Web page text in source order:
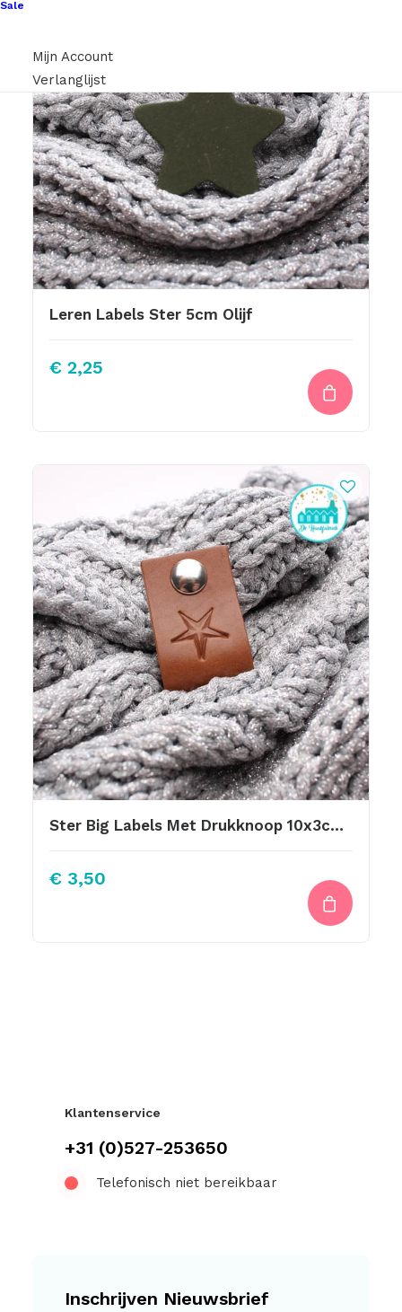
Sale
Mijn Account
Verlanglijst
Leren Labels Ster 5cm Olijf
€ 2,25
Ster Big Labels Met Drukknoop 10x3cm Cognac
€ 3,50
Klantenservice
+31 (0)527-253650
Telefonisch niet bereikbaar
Inschrijven Nieuwsbrief